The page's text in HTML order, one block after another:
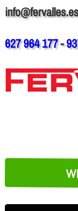
info@fervalles.es
627 964 177-